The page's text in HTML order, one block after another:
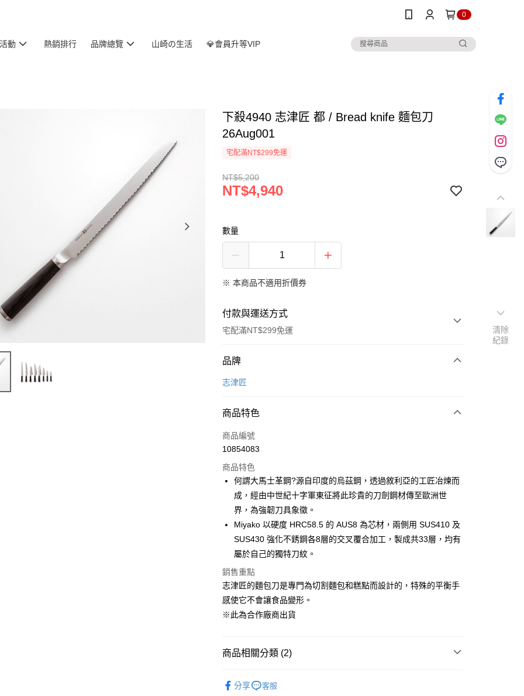
0
動 熱銷排行 品牌總覽 山崎の生活 💎會員升等VIP
下殺4940 志津匠 都 / Bread knife 麵包刀
26Aug001
宅配滿NT$299免運
NT$5,200
NT$4,940
數量
※ 本商品不適用折價券
付款與運送方式
宅配滿NT$299免運
付款方式
信用卡一次付款
悠遊付
Google Pay
全盈+PAY
大哥付你分期
相關說明
【大哥付你分期使用說明】
2.付款方式選擇「大哥付你分期」，訂單成立後會自動跳轉到大哥付的交易
流程，驗證手機門號後，選擇欲分期的期數、繳款截止日，確認付款後即
3.實際核准額度、可分期數及費用金額請依後續交易確認頁面所載為準。
4.訂單成立30分鐘內，如未前往確認交易或遇審核未通過，訂單將自動取
消。如遇「轉專審核」未通過狀況，表示未達大哥付你分期系統評分，恕
無法說明評估內容。
醒簡訊。
運送方式
宅配【父親節大回饋】限時$299免運
每筆NT$150，滿NT$299(含以上)免運費
品牌
志津匠
商品特色
商品編號
10854083
商品特色
何謂大馬士革鋼?源自印度的烏茲鋼，透過敘利亞的工匠冶煉而
成，經由中世紀十字軍東征將此珍貴的刀劍鋼材傳至歐洲世
界，為強韌刀具象徵。
Miyako 以硬度 HRC58.5 的 AUS8 為芯材，兩側用 SUS410 及
SUS430 強化不銹鋼各8層的交叉覆合加工，製成共33層，均有
屬於自己的獨特刀紋。
銷售重點
志津匠的麵包刀是專門為切割麵包和糕點而設計的，特殊的平衡手
感使它不會讓食品變形。
※此為合作廠商出貨
商品相關分類 (2)
分享 客服
清除
紀錄